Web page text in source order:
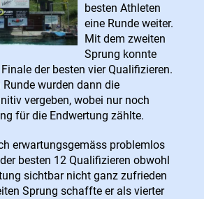
besten Athleten
eine Runde weiter.
Mit dem zweiten
Sprung konnte
der besten vier Qualifizieren.
Runde wurden dann die
vergeben, wobei nur noch
für die Endwertung zählte.
erwartungsgemäss problemlos
besten 12 Qualifizieren obwohl
sichtbar nicht ganz zufrieden
Sprung schaffte er als vierter